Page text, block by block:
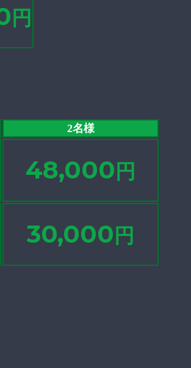
円
2名様
48,000円
30,000円